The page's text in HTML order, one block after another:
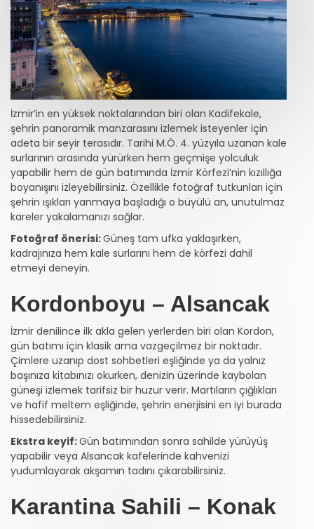
İzmir’in en yüksek noktalarından biri olan Kadifekale,
şehrin panoramik manzarasını izlemek isteyenler için
adeta bir seyir terasıdır. Tarihi M.Ö. 4. yüzyıla uzanan kale
surlarının arasında yürürken hem geçmişe yolculuk
yapabilir hem de gün batımında İzmir Körfezi’nin kızıllığa
boyanışını izleyebilirsiniz. Özellikle fotoğraf tutkunları için
şehrin ışıkları yanmaya başladığı o büyülü an, unutulmaz
kareler yakalamanızı sağlar.
Fotoğraf önerisi:Güneş tam ufka yaklaşırken,
kadrajınıza hem kale surlarını hem de körfezi dahil
etmeyi deneyin.
Kordonboyu – Alsancak
İzmir denilince ilk akla gelen yerlerden biri olan Kordon,
gün batımı için klasik ama vazgeçilmez bir noktadır.
Çimlere uzanıp dost sohbetleri eşliğinde ya da yalnız
başınıza kitabınızı okurken, denizin üzerinde kaybolan
güneşi izlemek tarifsiz bir huzur verir. Martıların çığlıkları
ve hafif meltem eşliğinde, şehrin enerjisini en iyi burada
hissedebilirsiniz.
Ekstra keyif:Gün batımından sonra sahilde yürüyüş
yapabilir veya Alsancak kafelerinde kahvenizi
yudumlayarak akşamın tadını çıkarabilirsiniz.
Karantina Sahili – Konak